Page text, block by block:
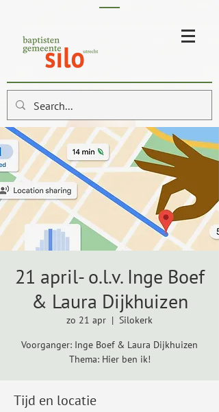
21 april- o.l.v. Inge Boef
& Laura Dijkhuizen
zo 21 apr
  |
Silokerk
Voorganger: Inge Boef & Laura Dijkhuizen
Thema: Hier ben ik!
Tijd en locatie